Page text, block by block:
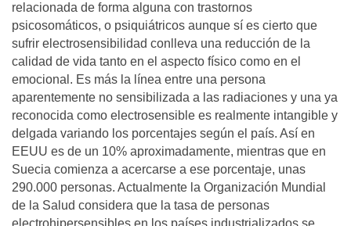
relacionada de forma alguna con trastornos
psicosomáticos, o psiquiátricos aunque sí es cierto que
sufrir electrosensibilidad conlleva una reducción de la
calidad de vida tanto en el aspecto físico como en el
emocional. Es más la línea entre una persona
aparentemente no sensibilizada a las radiaciones y una ya
reconocida como electrosensible es realmente intangible y
delgada variando los porcentajes según el país. Así en
EEUU es de un 10% aproximadamente, mientras que en
Suecia comienza a acercarse a ese porcentaje, unas
290.000 personas. Actualmente la Organización Mundial
de la Salud considera que la tasa de personas